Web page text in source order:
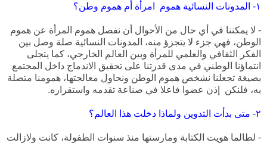
١- المدونات النسائية هموم امرأة أم هموم وطن؟
- لا يمكننا في أي حال من الأحوال أن نفصل هموم المرأة عن هموم
الوطن، فهي جزء لا يتجزؤ منه، المدونات النسائية صلة وصل بين
الفكر الثقافي والعلمي للمرأة وبين العالم الخارجي، كما يتجلى
انتماؤنا الوطني في مدى قدرتنا على تحقيق الاندماج داخل المجتمع
بصيغة تجعلنا نشخص هموم الوطن ونحاول معالجتها، همومنا متصلة
به، فلنكن إذن عضوا فاعلا في صناعة تقدمه واستقراره.
٢- متى بدأت التدوين ولماذا دخلت هذا العالم؟
- لطالما هويت الكتابة ومارستها منذ سنوات الطفولة، كانت ولازالت